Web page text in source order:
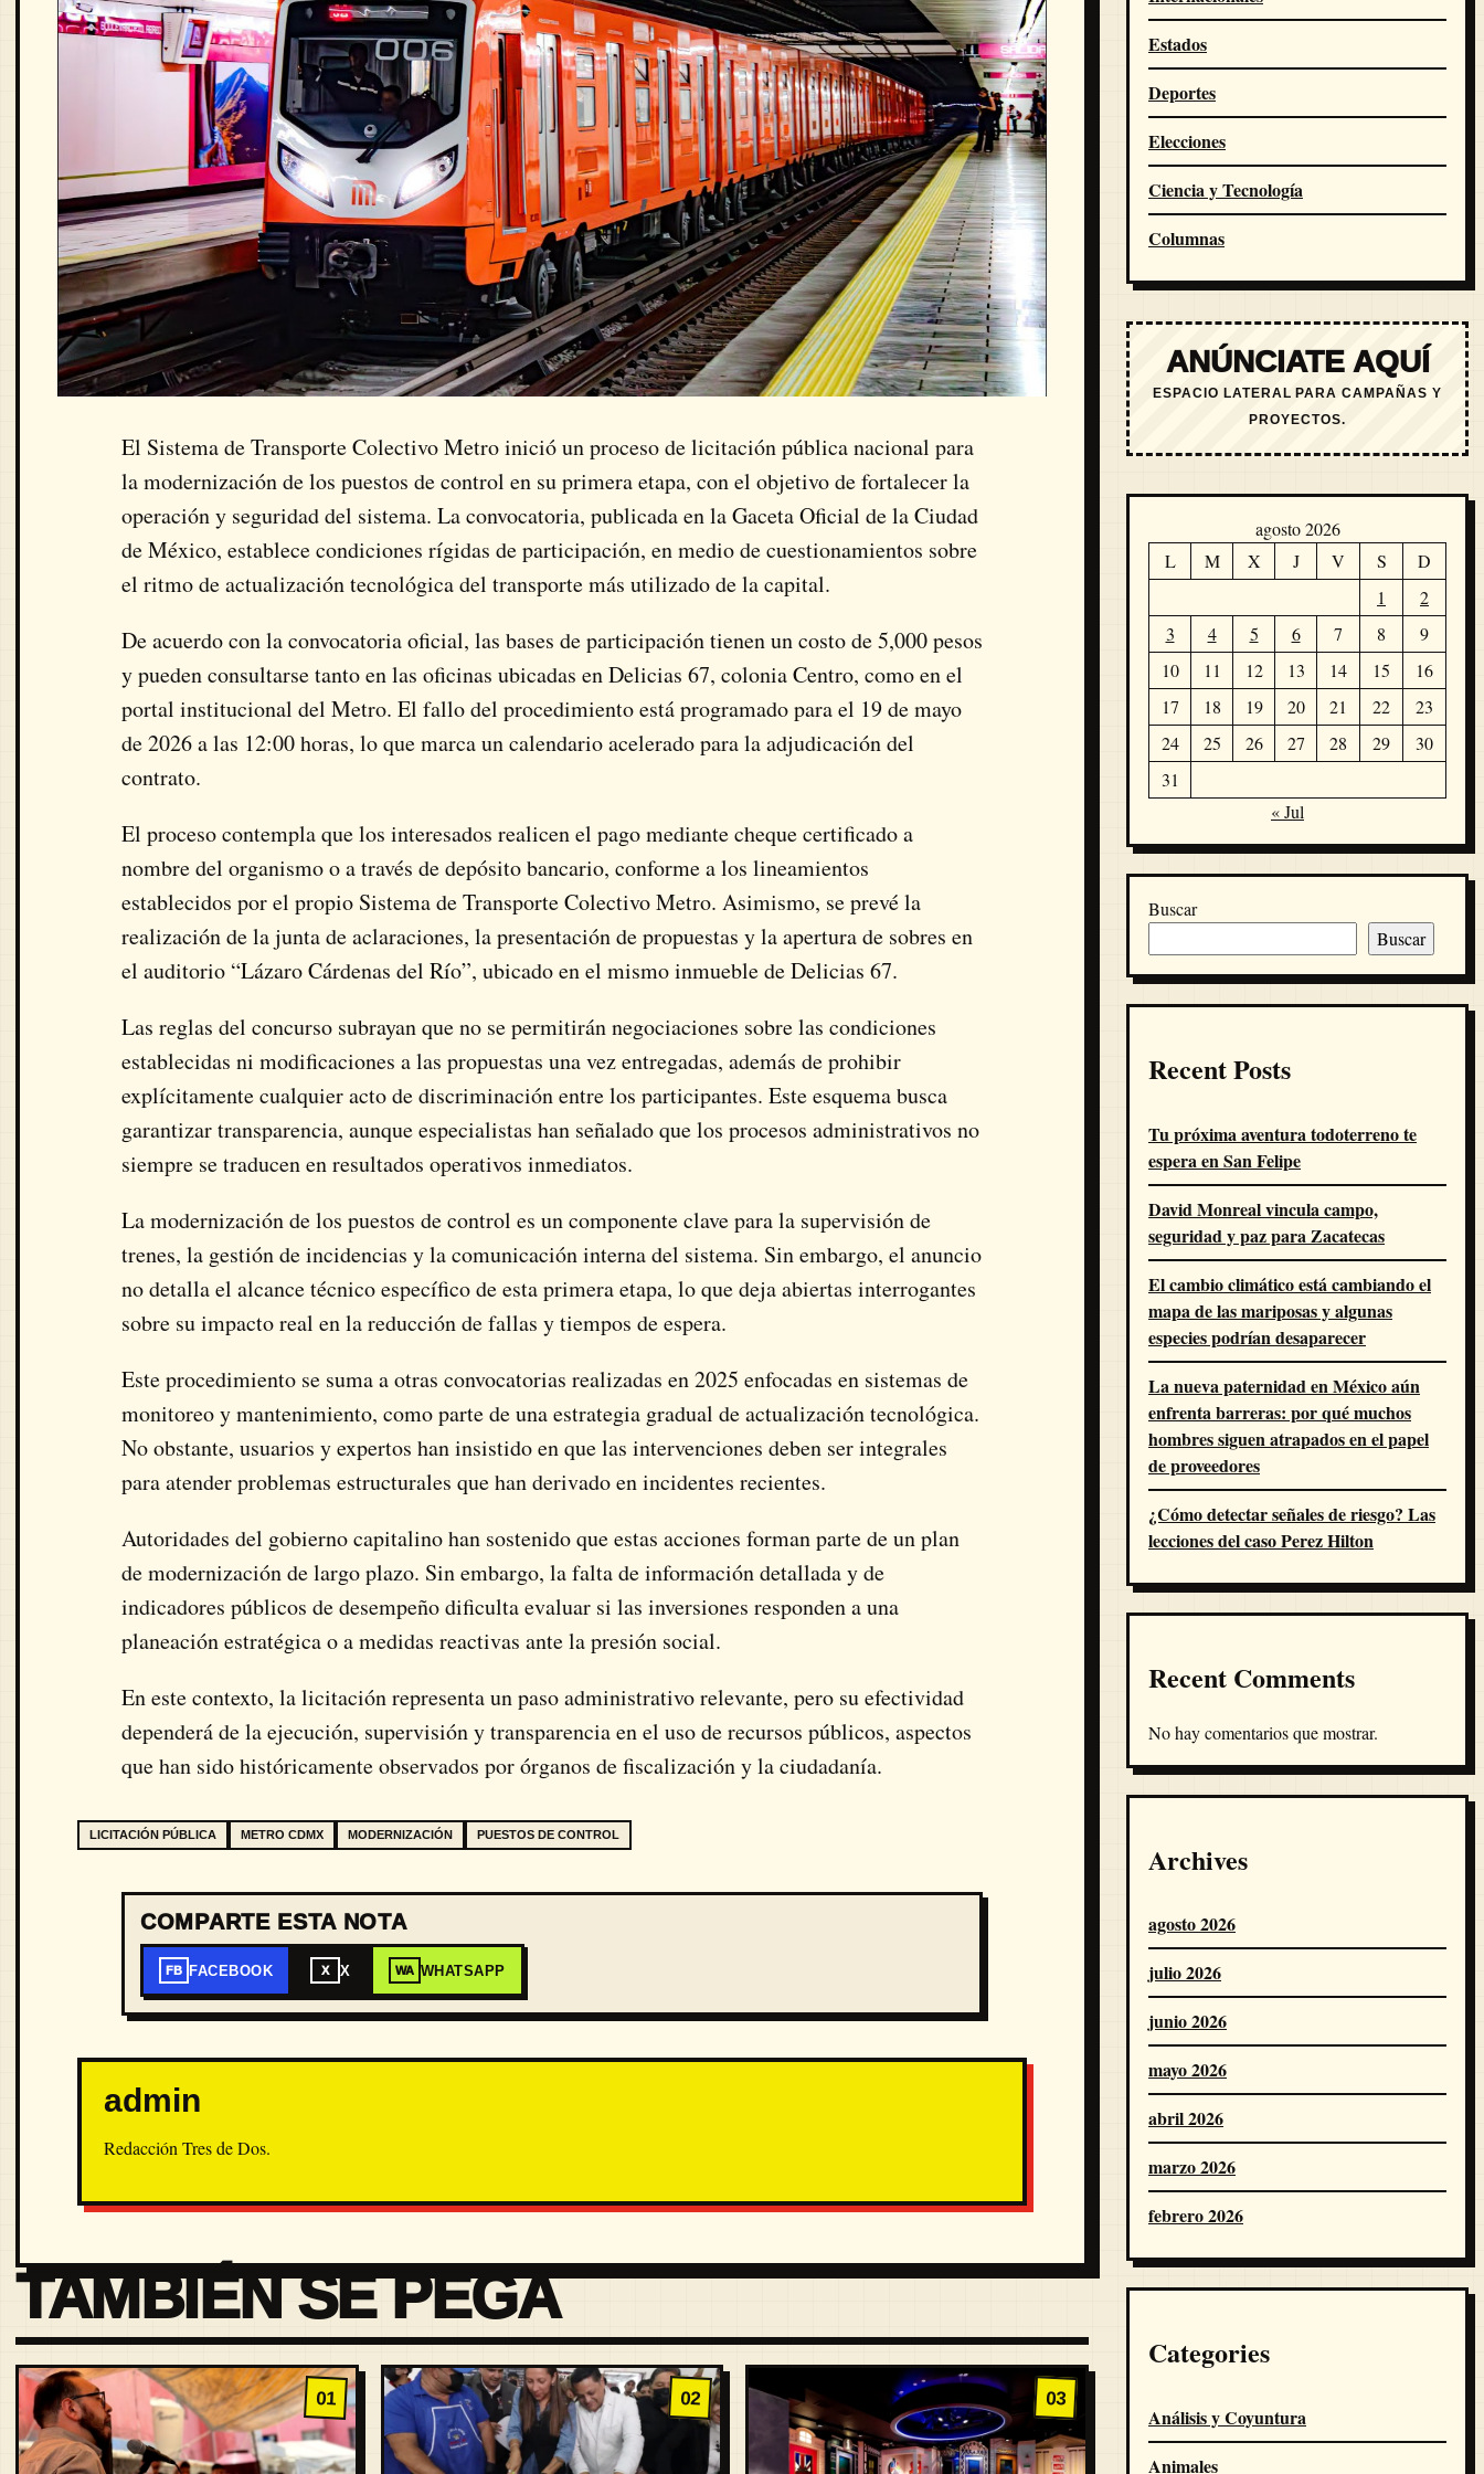
El Sistema de Transporte Colectivo Metroinició un proceso de licitación pública nacional para
la modernización de los puestos de control en su primera etapa, con el objetivo de fortalecer la
operación y seguridad del sistema. La convocatoria, publicada en laGaceta Oficial de la Ciudad
de México, establece condiciones rígidas de participación, en medio de cuestionamientos sobre
el ritmo de actualización tecnológica del transporte más utilizado de la capital.
De acuerdo con la convocatoria oficial, las bases de participación tienen un costo de 5,000 pesos
y pueden consultarse tanto en las oficinas ubicadas en Delicias 67, colonia Centro, como en el
portal institucional del Metro. El fallo del procedimiento está programado para el 19 de mayo
de 2026 a las 12:00 horas, lo que marca un calendario acelerado para la adjudicación del
contrato.
El proceso contempla que los interesados realicen el pago mediante cheque certificado a
nombre del organismo o a través de depósito bancario, conforme a los lineamientos
establecidos por el propio Sistema de Transporte Colectivo Metro. Asimismo, se prevé la
realización de la junta de aclaraciones, la presentación de propuestas y la apertura de sobres en
el auditorio “Lázaro Cárdenas del Río”, ubicado en el mismo inmueble de Delicias 67.
Las reglas del concurso subrayan que no se permitirán negociaciones sobre las condiciones
establecidas ni modificaciones a las propuestas una vez entregadas, además de prohibir
explícitamente cualquier acto de discriminación entre los participantes. Este esquema busca
garantizar transparencia, aunque especialistas han señalado que los procesos administrativos no
siempre se traducen en resultados operativos inmediatos.
La modernización de los puestos de control es un componente clave para la supervisión de
trenes, la gestión de incidencias y la comunicación interna del sistema. Sin embargo, el anuncio
no detalla el alcance técnico específico de esta primera etapa, lo que deja abiertas interrogantes
sobre su impacto real en la reducción de fallas y tiempos de espera.
Este procedimiento se suma a otras convocatorias realizadas en 2025 enfocadas en sistemas de
monitoreo y mantenimiento, como parte de una estrategia gradual de actualización tecnológica.
No obstante, usuarios y expertos han insistido en que las intervenciones deben ser integrales
para atender problemas estructurales que han derivado en incidentes recientes.
Autoridades del gobierno capitalino han sostenido que estas acciones forman parte de un plan
de modernización de largo plazo. Sin embargo, la falta de información detallada y de
indicadores públicos de desempeño dificulta evaluar si las inversiones responden a una
planeación estratégica o a medidas reactivas ante la presión social.
En este contexto, la licitación representa un paso administrativo relevante, pero su efectividad
dependerá de la ejecución, supervisión y transparencia en el uso de recursos públicos, aspectos
que han sido históricamente observados por órganos de fiscalización y la ciudadanía.
LICITACIÓN PÚBLICA METRO CDMX MODERNIZACIÓN PUESTOS DE CONTROL
COMPARTE ESTA NOTA
FB FACEBOOK X X WA WHATSAPP
admin
Redacción Tres de Dos.
TAMBIÉN SE PEGA
01 02 03
Estados
Deportes
Elecciones
Ciencia y Tecnología
Columnas
ANÚNCIATE AQUÍ
ESPACIO LATERAL PARA CAMPAÑAS Y
PROYECTOS.
agosto 2026
L
M X J V S
D
1
2
3
4 5 6 7 8
9
10
11 12 13 14 15
16
17
18 19 20 21 22
23
24
25 26 27 28 29
30
31
« Jul
Buscar
Buscar
Recent Posts
Tu próxima aventura todoterreno te
espera en San Felipe
David Monreal vincula campo,
seguridad y paz para Zacatecas
El cambio climático está cambiando el
mapa de las mariposas y algunas
especies podrían desaparecer
La nueva paternidad en México aún
enfrenta barreras: por qué muchos
hombres siguen atrapados en el papel
de proveedores
¿Cómo detectar señales de riesgo? Las
lecciones del caso Perez Hilton
Recent Comments
No hay comentarios que mostrar.
Archives
agosto 2026
julio 2026
junio 2026
mayo 2026
abril 2026
marzo 2026
febrero 2026
Categories
Análisis y Coyuntura
Animales